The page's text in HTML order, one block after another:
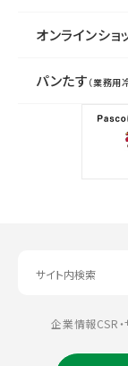
オンラインショ
パンたす （業務用
企業情報CSR